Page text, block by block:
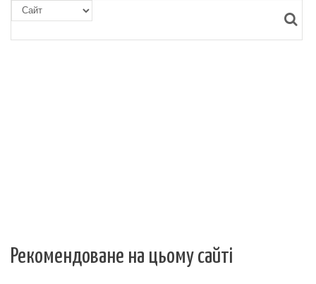
Рекомендоване на цьому сайті